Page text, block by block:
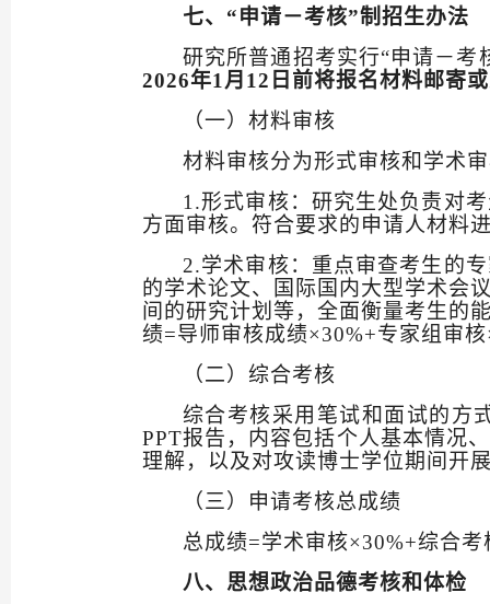
七、 “申请－考核”制招生办法
研究所普通招考实行“申请－考
2026年1 月 12 日前将报名材料邮寄
（一）材料审核
材料审核分为形式审核和学术
1.形式审核：研究生处负责对
方面审核。符合要求的申请人材料
2.学术审核：重点审查考生的
的学术论文、国际国内大型学术会
间的研究计划等，全面衡量考生的
绩=导师审核成绩×30%+专家组审
（二）综合考核
综合考核采用笔试和面试的方
PPT报告，内容包括个人基本情况
理解，以及对攻读博士学位期间开
（三）申请考核总成绩
总成绩=学术审核×30%+综合考
八、 思想政治品德考核和体检